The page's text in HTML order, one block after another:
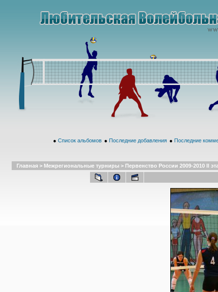
● Список альбомов ● Последние добавления ● Последние
Главная > Межрегиональные турниры > Первенство России 2009-2010 II